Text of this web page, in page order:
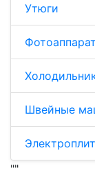
Утюги
Швейные
""